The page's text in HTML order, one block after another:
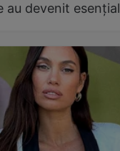
au devenit